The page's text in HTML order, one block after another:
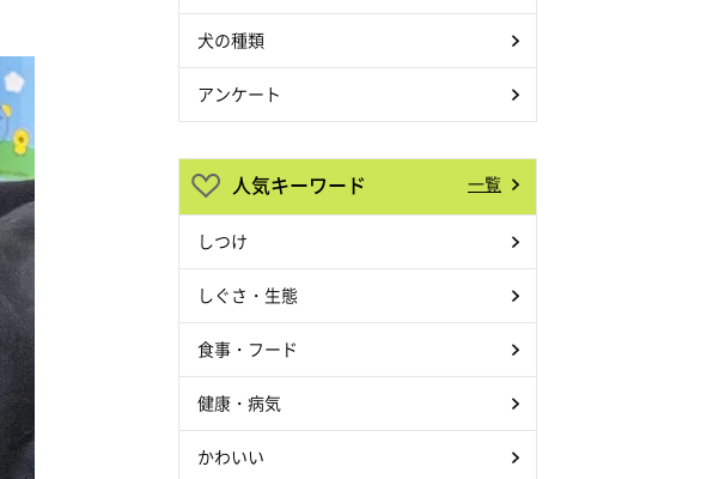
犬の種類
アンケート
人気キーワード 一覧
しつけ
しぐさ・生態
食事・フード
健康・病気
かわいい